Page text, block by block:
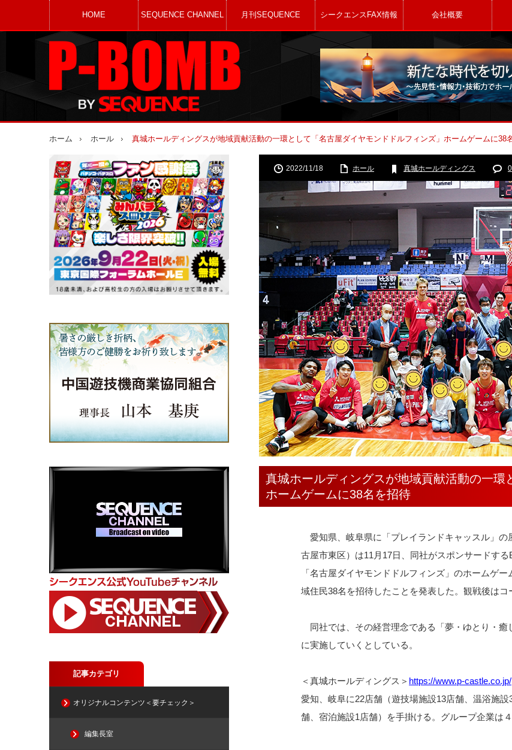
HOME SEQUENCE CHANNEL 月刊SEQUENCE シークエンスFAX情報 会社概要
ホーム ホール 真城ホールディングスが地域貢献活動の一環として「名古屋ダイヤモンドドルフィンズ」ホームゲームに38
2022/11/18 ホール 真城ホールディングス 0
真城ホールディングスが地域貢献活動の一環
ホームゲームに38名を招待
愛知県、岐阜県に「プレイランドキャッスル」の
古屋市東区）は11月17日、同社がスポンサードす
「名古屋ダイヤモンドドルフィンズ」のホームゲ
域住民38名を招待したことを発表した。観戦後はコ
同社では、その経営理念である「夢・ゆとり・癒
に実施していくとしている。
＜真城ホールディングス＞ https://www.p-castle.co.jp/
愛知、岐阜に22店舗（遊技場施設13店舗、温浴施
舗、宿泊施設1店舗）を手掛ける。グループ企業は
記事カテゴリ
オリジナルコンテンツ＜要チェック＞
編集長室